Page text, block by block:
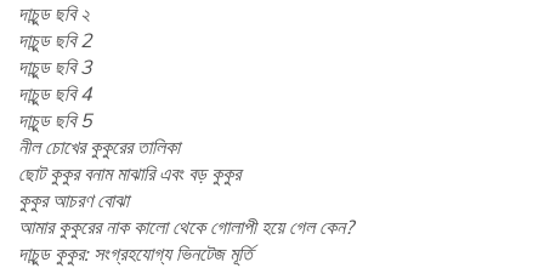
দাচুন্ড ছবি ২
দাচুন্ড ছবি 2
দাচুন্ড ছবি 3
দাচুন্ড ছবি 4
দাচুন্ড ছবি 5
নীল চোখের কুকুরের তালিকা
ছোট কুকুর বনাম মাঝারি এবং বড় কুকুর
কুকুর আচরণ বোঝা
আমার কুকুরের নাক কালো থেকে গোলাপী হয়ে গেল কেন?
দাচুন্ড কুকুর: সংগ্রহযোগ্য ভিনটেজ মূর্তি